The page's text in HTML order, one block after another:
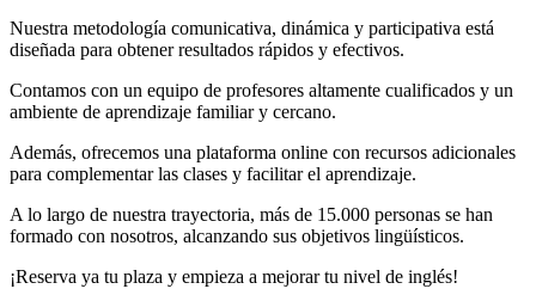
Nuestra metodología comunicativa, dinámica y participativa está
diseñada para obtener resultados rápidos y efectivos.
Contamos con un equipo de profesores altamente cualificados y un
ambiente de aprendizaje familiar y cercano.
Además, ofrecemos una plataforma online con recursos adicionales
para complementar las clases y facilitar el aprendizaje.
A lo largo de nuestra trayectoria, más de 15.000 personas se han
formado con nosotros, alcanzando sus objetivos lingüísticos.
¡Reserva ya tu plaza y empieza a mejorar tu nivel de inglés!